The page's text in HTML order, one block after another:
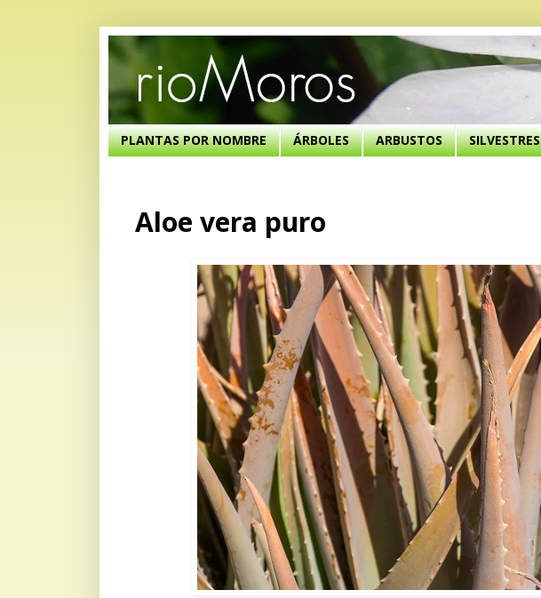
PLANTAS POR NOMBRE ÁRBOLES ARBUSTOS SILVESTRES
Aloe vera puro